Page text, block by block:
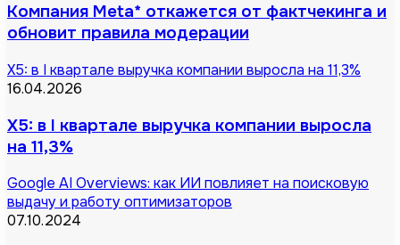
Компания Meta* откажется от фактчекинга и
обновит правила модерации
X5: в I квартале выручка компании выросла на 11,3%
16.04.2026
X5: в I квартале выручка компании выросла
на 11,3%
Google AI Overviews: как ИИ повлияет на поисковую
выдачу и работу оптимизаторов
07.10.2024